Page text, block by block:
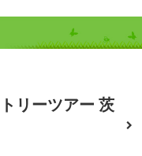
リーツアー 茨